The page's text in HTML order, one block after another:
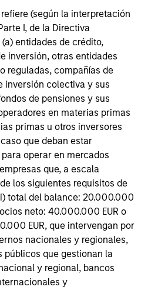
refiere (según la interpretación
I, de la Directiva
(a) entidades de crédito,
inversión, otras entidades
reguladas, compañías de
inversión colectiva y sus
de pensiones y sus
en materias primas
primas u otros inversores
que deban estar
operar en mercados
que, a escala
los siguientes requisitos de
total del balance: 20.000.000
neto: 40.000.000 EUR o
EUR, que intervengan por
nacionales y regionales,
públicos que gestionan la
y regional, bancos
y
Partners
Management, through
by Morgan Stanley
(MSIP), its private
platform, today
to acquire Epic
pipeline operator. The
to close in the second half
regulatory